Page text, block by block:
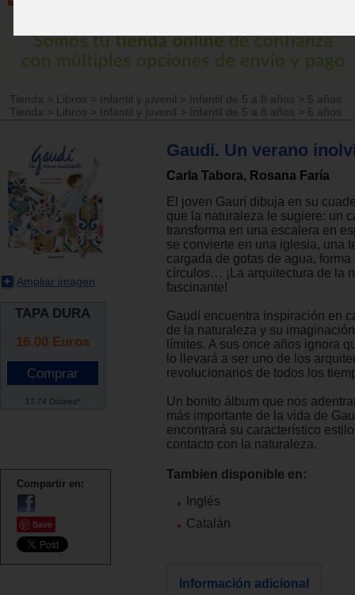
Tienda > Libros > Infantil y juvenil > Infantil de 5 a 8 años > 5 años
Tienda
> Libros > Infantil y juvenil > Infantil de 5 a 8 años > 6 años
Ampliar imagen
TAPA DURA
16.00 Euros
17.74 Dólares*
Compartir en:
Save
Gaudí. Un verano
Carla Tabora, Rosana Faría
El joven Gaurí dibuja en su
que la naturaleza le sugiere: un
transforma en una escalera en
se convierte en una iglesia, una
cargada de gotas de agua, forma
círculos… ¡La arquitectura de la
fascinante!
Gaudí encuentra inspiración en
de la naturaleza y su
límites. A sus once años ignora
lo llevará a ser uno de los
revolucionarios de todos los
Un bonito álbum que nos
más importante de la vida de
encontrará su característico
contacto con la naturaleza.
Tambien disponible en:
Inglés
Catalán
Información adicional